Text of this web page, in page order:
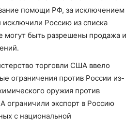
помощи РФ, за исключением
исключили Россию из списка
могут быть разрешены продажа и
торговли США ввело
ограничения против России из-
оружия против
ограничили экспорт в Россию
с национальной